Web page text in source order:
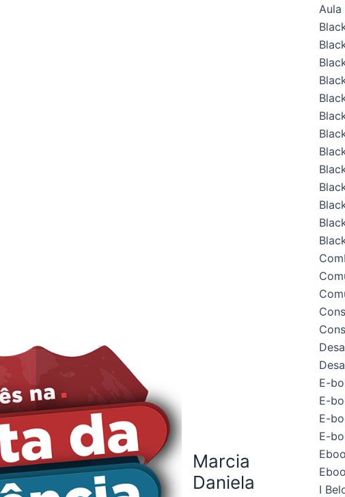
Marcia
Daniela
Aula
E-
E-
E-
E-
I